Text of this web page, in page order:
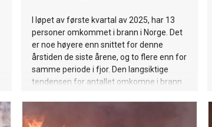
I løpet av første kvartal av 2025, har 13
personer omkommet i brann i Norge. Det
er noe høyere enn snittet for denne
årstiden de siste årene, og to flere enn for
samme periode i fjor. Den langsiktige
tendensen for antallet omkomne i brann